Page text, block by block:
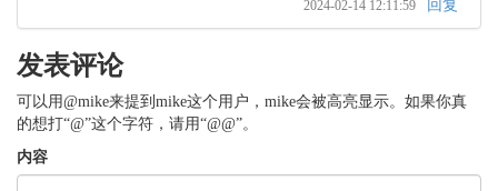
2024-02-14 12:11:59 回复
发表评论
可以用@mike来提到mike这个用户，mike会被高亮显示。如果你真
的想打“@”这个字符，请用“@@”。
内容